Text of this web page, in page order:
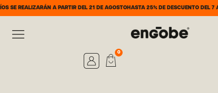
A PARTIR DEL 21 DE AGOSTOHASTA 25% DE DESCUENTO DEL 7 AL 31 DE
0